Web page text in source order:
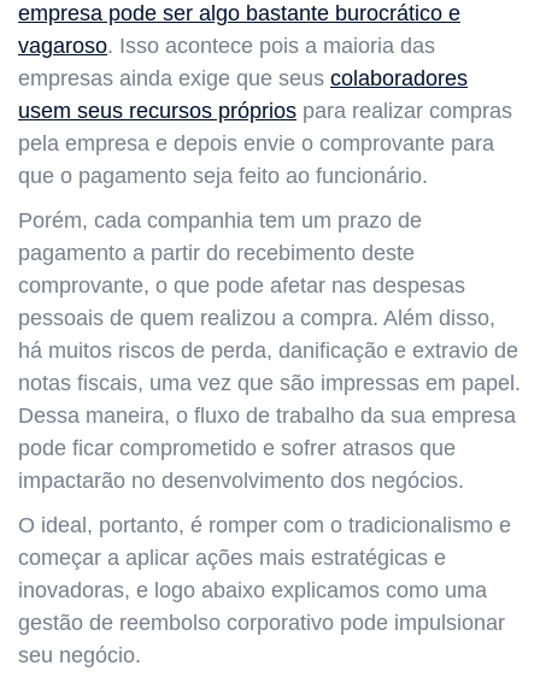
empresa pode ser algo bastante burocrático e
vagaroso. Isso acontece pois a maioria das
empresas ainda exige que seus colaboradores
usem seus recursos próprios para realizar compras
pela empresa e depois envie o comprovante para
que o pagamento seja feito ao funcionário.
Porém, cada companhia tem um prazo de
pagamento a partir do recebimento deste
comprovante, o que pode afetar nas despesas
pessoais de quem realizou a compra. Além disso,
há muitos riscos de perda, danificação e extravio de
notas fiscais, uma vez que são impressas em papel.
Dessa maneira, o fluxo de trabalho da sua empresa
pode ficar comprometido e sofrer atrasos que
impactarão no desenvolvimento dos negócios.
O ideal, portanto, é romper com o tradicionalismo e
começar a aplicar ações mais estratégicas e
inovadoras, e logo abaixo explicamos como uma
gestão de reembolso corporativo pode impulsionar
seu negócio.